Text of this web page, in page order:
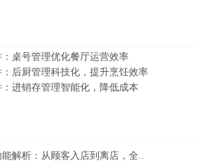
桌号管理优化餐厅运营效率
后厨管理科技化，提升烹饪效率
进销存管理智能化，降低成本
解析：从顾客入店到离店，全..